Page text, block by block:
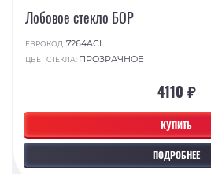
КУПИТЬ
ПОДРОБНЕЕ
Лобовое стекло БОР
ЕВРОКОД:7264ACL
ЦВЕТ СТЕКЛА: ПРОЗРАЧНОЕ
4110 ₽